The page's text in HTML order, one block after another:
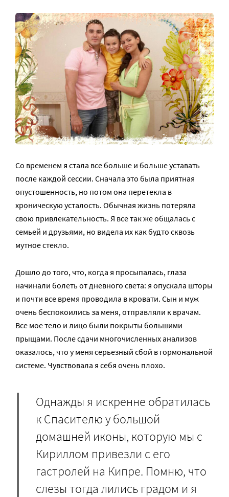
Со временем я стала все больше и больше уставать
после каждой сессии. Сначала это была приятная
опустошенность, но потом она перетекла в
хроническую усталость. Обычная жизнь потеряла
свою привлекательность. Я все так же общалась с
семьей и друзьями, но видела их как будто сквозь
мутное стекло.
Дошло до того, что, когда я просыпалась, глаза
начинали болеть от дневного света: я опускала шторы
и почти все время проводила в кровати. Сын и муж
очень беспокоились за меня, отправляли к врачам.
Все мое тело и лицо были покрыты большими
прыщами. После сдачи многочисленных анализов
оказалось, что у меня серьезный сбой в гормональной
системе. Чувствовала я себя очень плохо.
Однажды я искренне обратилась
к Спасителю у большой
домашней иконы, которую мы с
Кириллом привезли с его
гастролей на Кипре. Помню, что
слезы тогда лились градом и я